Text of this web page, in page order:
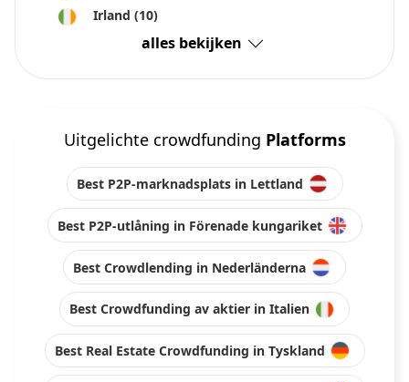
Irland (10)
alles bekijken
Uitgelichte crowdfunding Platforms
Best P2P-marknadsplats in Lettland
Best P2P-utlåning in Förenade kungariket
Best Crowdlending in Nederländerna
Best Crowdfunding av aktier in Italien
Best Real Estate Crowdfunding in Tyskland